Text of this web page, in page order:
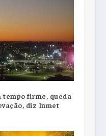
tempo firme, queda
diz Inmet